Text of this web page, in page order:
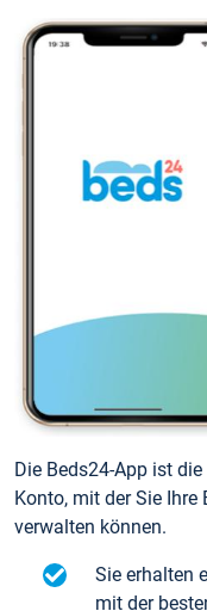
Die Beds24-App ist
Konto, mit der Sie
verwalten können.
Sie erhalten
mit der